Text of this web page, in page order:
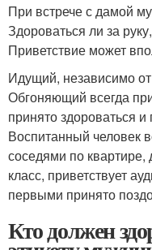
При встрече с дамой
Здороваться ли за
Приветствие может
Идущий, независимо
Обгоняющий всегда
принято здороваться
Воспитанный человек
соседями по квартире,
класс, приветствует
первыми принято
Кто должен